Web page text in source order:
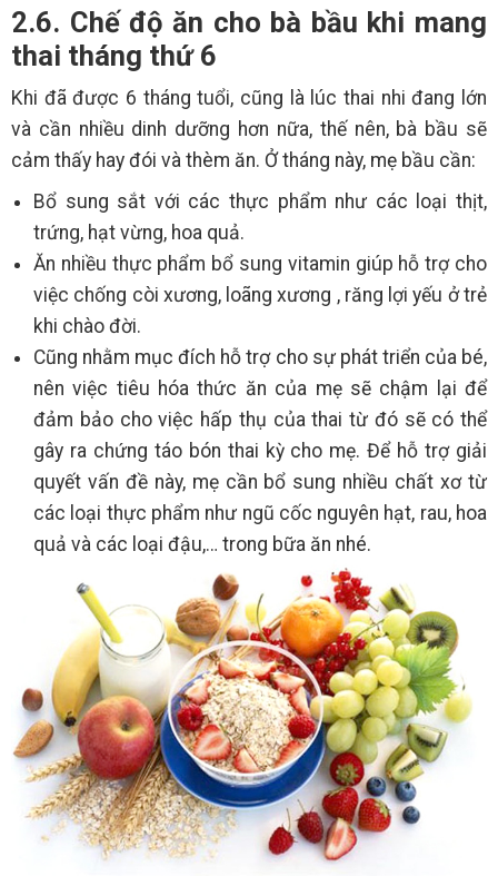
2.6. Chế độ ăn cho bà bầu khi mang
thai tháng thứ 6
Khi đã được 6 tháng tuổi, cũng là lúc thai nhi đang lớn
và cần nhiều dinh dưỡng hơn nữa, thế nên, bà bầu sẽ
cảm thấy hay đói và thèm ăn. Ở tháng này, mẹ bầu cần:
Bổ sung sắt với các thực phẩm như các loại thịt,
trứng, hạt vừng, hoa quả.
Ăn nhiều thực phẩm bổ sung vitamin giúp hỗ trợ cho
việc chống còi xương, loãng xương , răng lợi yếu ở trẻ
khi chào đời.
Cũng nhằm mục đích hỗ trợ cho sự phát triển của bé,
nên việc tiêu hóa thức ăn của mẹ sẽ chậm lại để
đảm bảo cho việc hấp thụ của thai từ đó sẽ có thể
gây ra chứng táo bón thai kỳ cho mẹ. Để hỗ trợ giải
quyết vấn đề này, mẹ cần bổ sung nhiều chất xơ từ
các loại thực phẩm như ngũ cốc nguyên hạt, rau, hoa
quả và các loại đậu,… trong bữa ăn nhé.